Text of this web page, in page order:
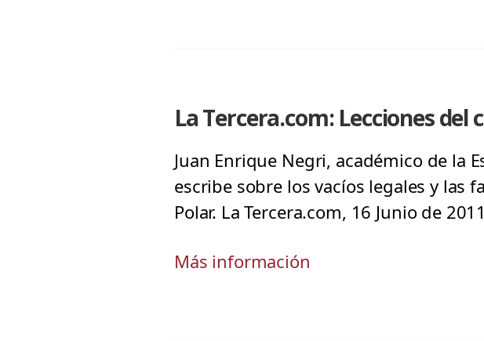
La Tercera.com: Lecciones del
Juan Enrique Negri, académico de la
escribe sobre los vacíos legales y las
Polar. La Tercera.com, 16 Junio de
Más información